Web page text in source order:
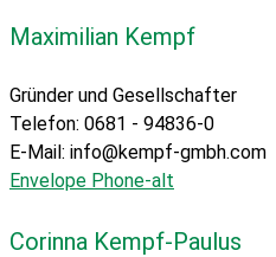
Maximilian Kempf
Gründer und Gesellschafter
Telefon: 0681 - 94836-0
E-Mail: info@kempf-gmbh.com
Envelope Phone-alt
Corinna Kempf-Paulus